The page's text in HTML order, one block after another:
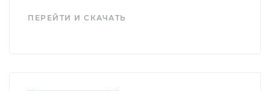
ПЕРЕЙТИ И СКАЧАТЬ